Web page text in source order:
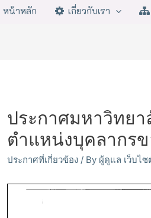
หน้าหลัก เกี่ยวกับเรา
ประกาศมหาวิทย
ตำแหน่งบุคลากร
ประกาศที่เกี่ยวข้อง / By ผู้ดูแล เว็บไซ